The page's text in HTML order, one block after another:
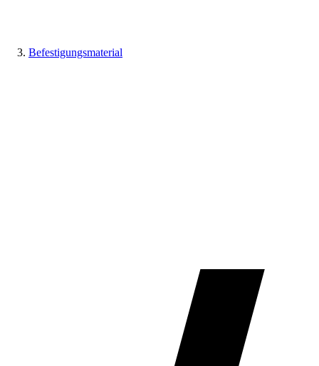
Befestigungsmaterial